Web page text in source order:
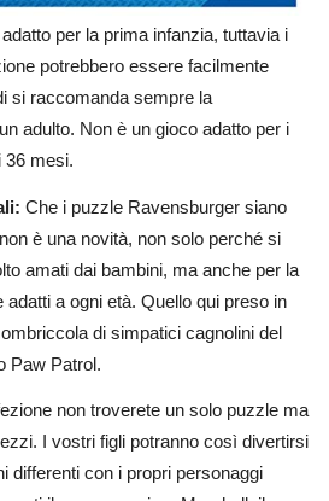
per la prima infanzia, tuttavia i
potrebbero essere facilmente
si raccomanda sempre la
adulto. Non è un gioco adatto per i
36 mesi.
Che i puzzle Ravensburger siano
è una novità, non solo perché si
amati dai bambini, ma anche per la
a ogni età. Quello qui preso in
di simpatici cagnolini del
Paw Patrol.
non troverete un solo puzzle ma
I vostri figli potranno così divertirsi
differenti con i propri personaggi